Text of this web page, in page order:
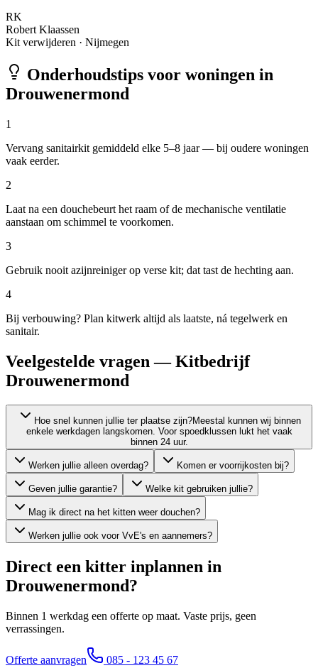
RK
Robert Klaassen
Kit verwijderen · Nijmegen
Onderhoudstips voor woningen in
Drouwenermond
1
Vervang sanitairkit gemiddeld elke 5–8 jaar — bij oudere woningen
vaak eerder.
2
Laat na een douchebeurt het raam of de mechanische ventilatie
aanstaan om schimmel te voorkomen.
3
Gebruik nooit azijnreiniger op verse kit; dat tast de hechting aan.
4
Bij verbouwing? Plan kitwerk altijd als laatste, ná tegelwerk en
sanitair.
Veelgestelde vragen — Kitbedrijf
Drouwenermond
Hoe snel kunnen jullie ter plaatse zijn?Meestal kunnen wij binnen
enkele werkdagen langskomen. Voor spoedklussen lukt het vaak
binnen 24 uur.
Werken jullie alleen overdag? Komen er voorrijkosten bij?
Geven jullie garantie? Welke kit gebruiken jullie?
Mag ik direct na het kitten weer douchen?
Werken jullie ook voor VvE's en aannemers?
Direct een kitter inplannen in
Drouwenermond?
Binnen 1 werkdag een offerte op maat. Vaste prijs, geen
verrassingen.
Offerte aanvragen 085 - 123 45 67